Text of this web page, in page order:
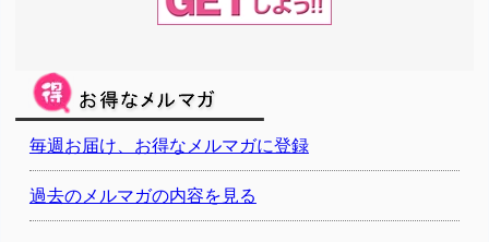
毎週お届け、お得なメルマガに登録
過去のメルマガの内容を見る